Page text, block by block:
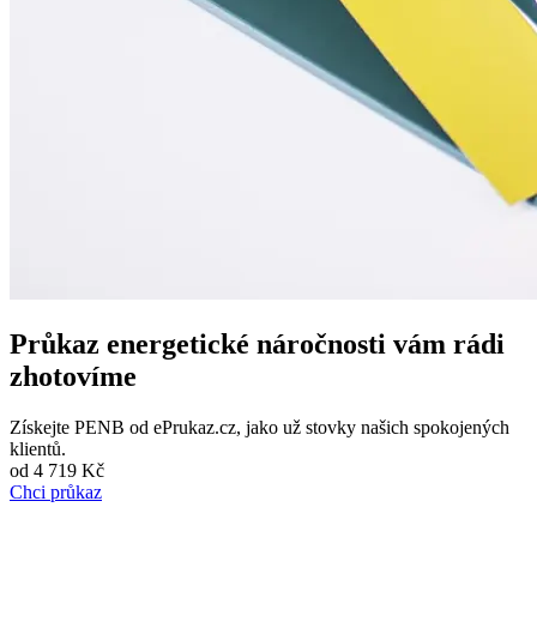
Průkaz energetické náročnosti vám rádi
zhotovíme
Získejte PENB od ePrukaz.cz, jako už stovky našich spokojených
klientů.
od 4 719 Kč
Chci průkaz